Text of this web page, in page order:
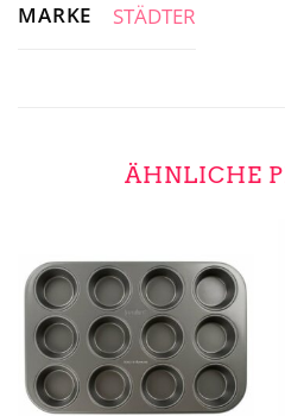
MARKE STÄDTER
ÄHNLICHE